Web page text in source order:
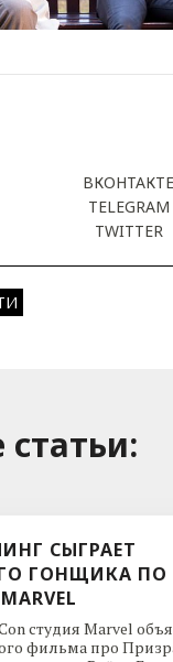
ВКОНТАКТЕ
TELEGRAM
TWITTER
СЫГРАЕТ
ГОНЩИКА ПО
студия Marvel
фильма про